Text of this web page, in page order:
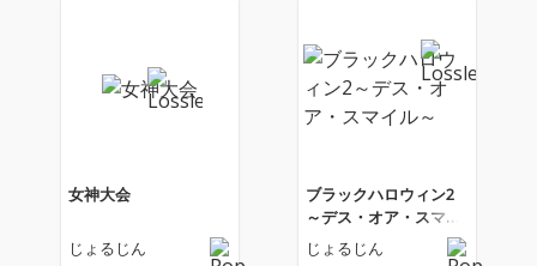
女神大会
じょるじん
ブラックハロウィン2
～デス・オア・スマイ
ル～
じょるじん